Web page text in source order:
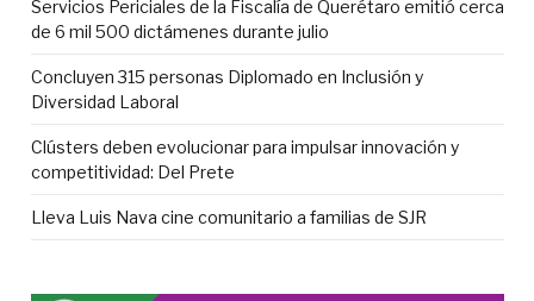
Servicios Periciales de la Fiscalía de Querétaro emitió cerca
de 6 mil 500 dictámenes durante julio
Concluyen 315 personas Diplomado en Inclusión y
Diversidad Laboral
Clústers deben evolucionar para impulsar innovación y
competitividad: Del Prete
Lleva Luis Nava cine comunitario a familias de SJR